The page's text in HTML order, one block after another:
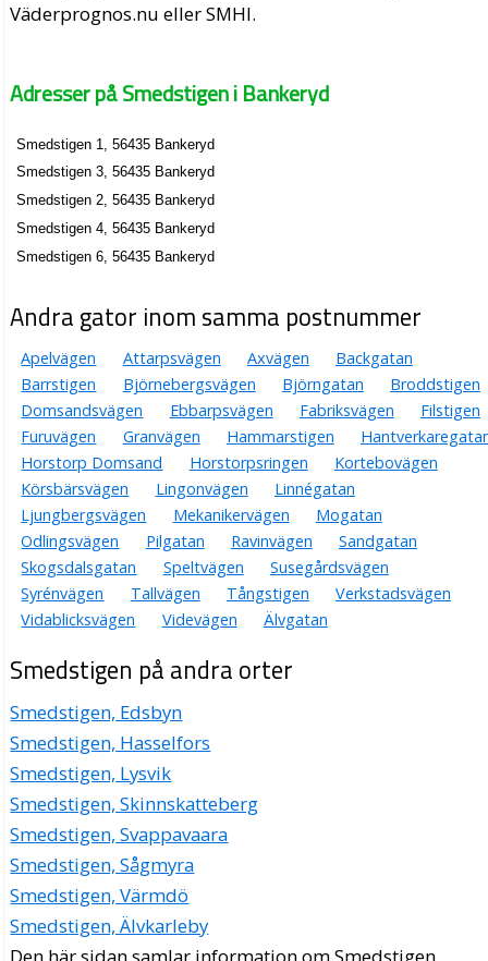
Väderprognos.nu eller SMHI.
Adresser på Smedstigen i Bankeryd
Smedstigen 1, 56435 Bankeryd
Smedstigen 3, 56435 Bankeryd
Smedstigen 2, 56435 Bankeryd
Smedstigen 4, 56435 Bankeryd
Smedstigen 6, 56435 Bankeryd
Andra gator inom samma postnummer
Apelvägen Attarpsvägen Axvägen
Backgatan
Barrstigen
Björnebergsvägen Björngatan
Broddstigen
Domsandsvägen
Ebbarpsvägen Fabriksvägen
Filstigen
Furuvägen
Granvägen Hammarstigen
Horstorp Domsand
Horstorpsringen
Kortebovägen
Körsbärsvägen
Lingonvägen
Linnégatan
Ljungbergsvägen
Mekanikervägen
Mogatan
Odlingsvägen
Pilgatan Ravinvägen
Sandgatan
Skogsdalsgatan
Speltvägen
Susegårdsvägen
Syrénvägen
Tallvägen Tångstigen
Verkstadsvägen
Vidablicksvägen
Videvägen Älvgatan
Smedstigen på andra orter
Smedstigen, Edsbyn
Smedstigen, Hasselfors
Smedstigen, Lysvik
Smedstigen, Skinnskatteberg
Smedstigen, Svappavaara
Smedstigen, Sågmyra
Smedstigen, Värmdö
Smedstigen, Älvkarleby